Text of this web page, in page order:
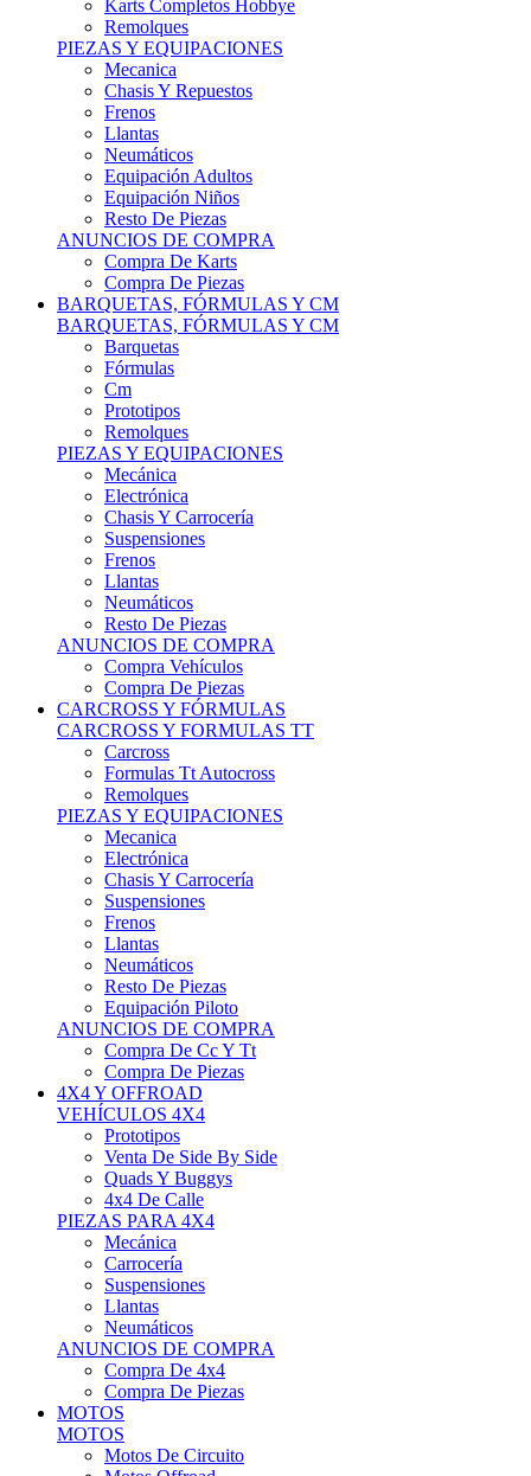
Karts Completos Hobbye
Remolques
PIEZAS Y EQUIPACIONES
Mecanica
Chasis Y Repuestos
Frenos
Llantas
Neumáticos
Equipación Adultos
Equipación Niños
Resto De Piezas
ANUNCIOS DE COMPRA
Compra De Karts
Compra De Piezas
BARQUETAS, FÓRMULAS Y CM
BARQUETAS, FÓRMULAS Y CM
Barquetas
Fórmulas
Cm
Prototipos
Remolques
PIEZAS Y EQUIPACIONES
Mecánica
Electrónica
Chasis Y Carrocería
Suspensiones
Frenos
Llantas
Neumáticos
Resto De Piezas
ANUNCIOS DE COMPRA
Compra Vehículos
Compra De Piezas
CARCROSS Y FÓRMULAS
CARCROSS Y FORMULAS TT
Carcross
Formulas Tt Autocross
Remolques
PIEZAS Y EQUIPACIONES
Mecanica
Electrónica
Chasis Y Carrocería
Suspensiones
Frenos
Llantas
Neumáticos
Resto De Piezas
Equipación Piloto
ANUNCIOS DE COMPRA
Compra De Cc Y Tt
Compra De Piezas
4X4 Y OFFROAD
VEHÍCULOS 4X4
Prototipos
Venta De Side By Side
Quads Y Buggys
4x4 De Calle
PIEZAS PARA 4X4
Mecánica
Carrocería
Suspensiones
Llantas
Neumáticos
ANUNCIOS DE COMPRA
Compra De 4x4
Compra De Piezas
MOTOS
MOTOS
Motos De Circuito